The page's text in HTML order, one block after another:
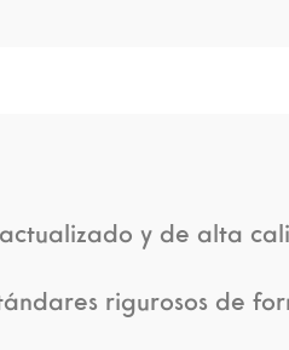
y de alta
rigurosos de